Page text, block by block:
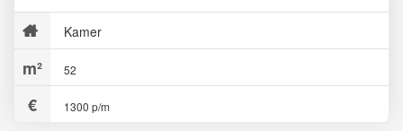
Kamer
52
1300 p/m